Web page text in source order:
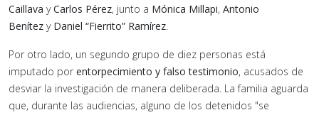
Caillava yCarlos Pérez, junto a Mónica Millapi, Antonio
Benítez y Daniel “Fierrito” Ramírez.
Por otro lado, un segundo grupo de diez personas está
imputado por entorpecimiento y falso testimonio, acusados de
desviar la investigación de manera deliberada. La familia aguarda
que, durante las audiencias, alguno de los detenidos "se